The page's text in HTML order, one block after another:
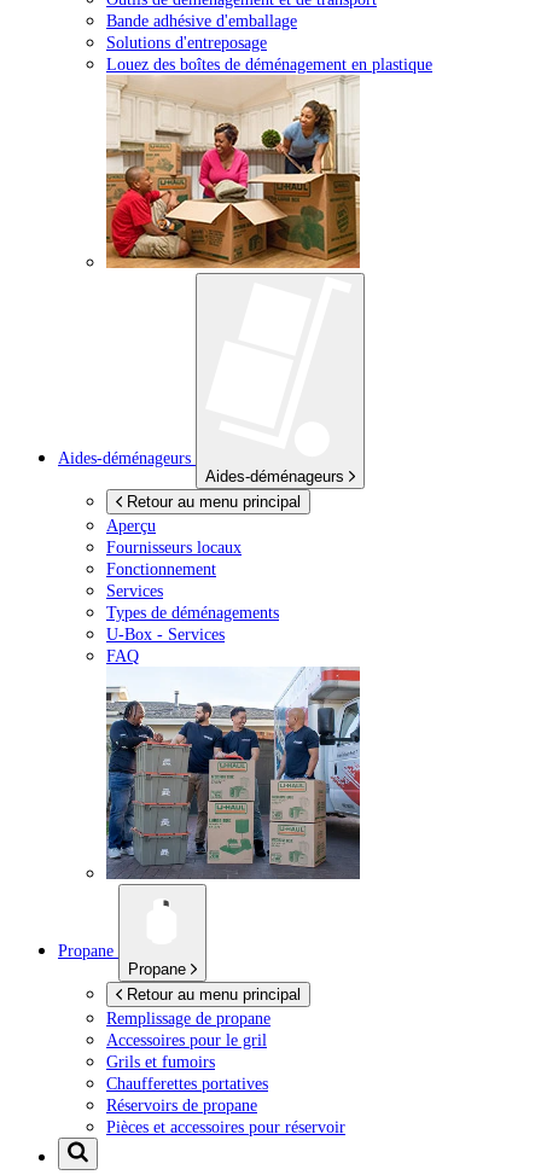
Bande adhésive d'emballage
Solutions d'entreposage
Louez des boîtes de déménagement en plastique
Aides-déménageurs
Aides-déménageurs
Retour au menu principal
Aperçu
Fournisseurs locaux
Fonctionnement
Services
Types de déménagements
U-Box - Services
FAQ
Propane
Propane
Retour au menu principal
Remplissage de propane
Accessoires pour le gril
Grils et fumoirs
Chaufferettes portatives
Réservoirs de propane
Pièces et accessoires pour réservoir